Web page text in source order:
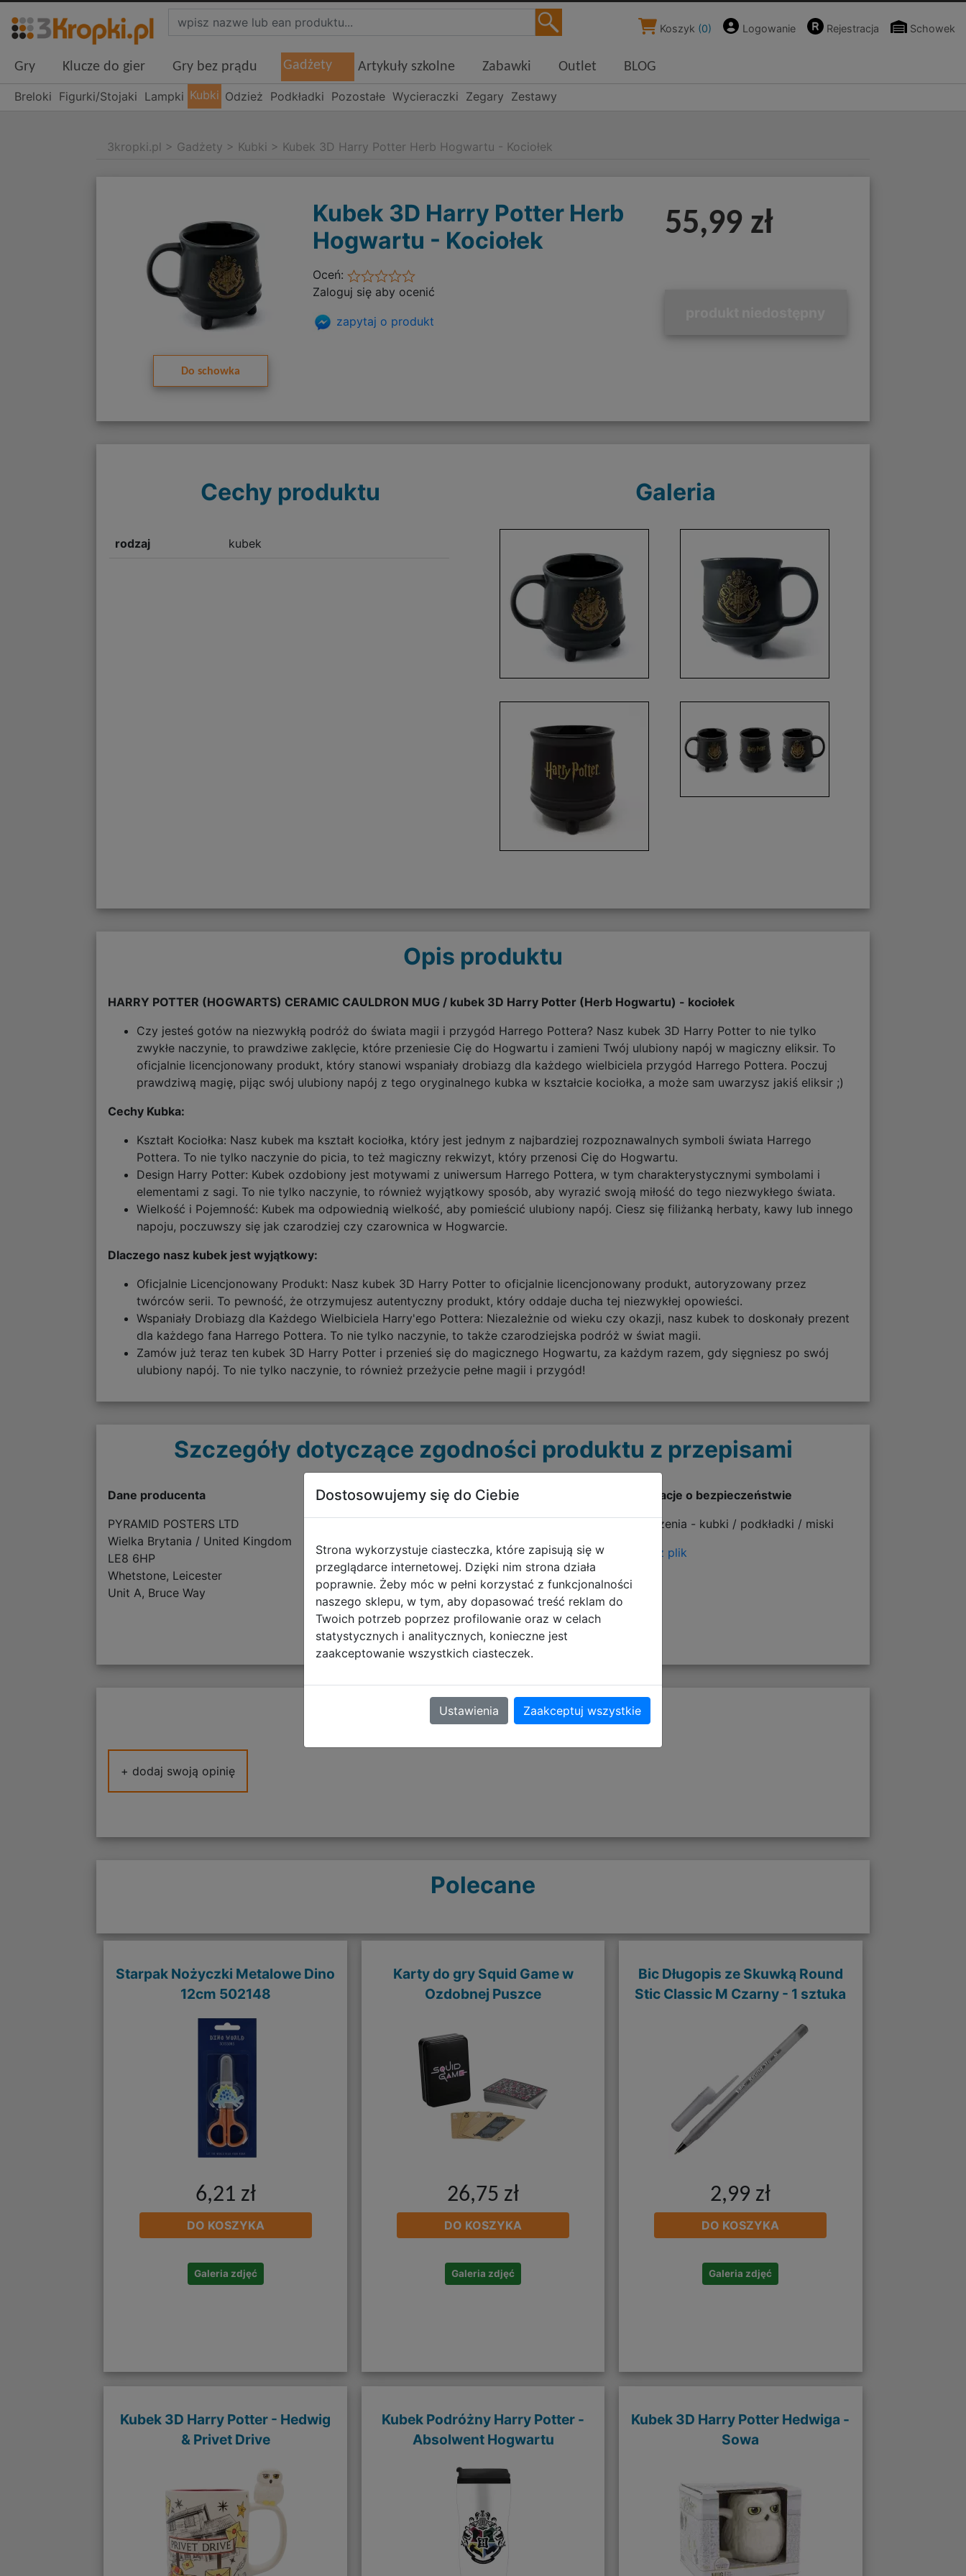
Koszyk (0) Logowanie Rejestracja Schowek
Gry Klucze do gier Gry bez prądu Gadżety Artykuły szkolne Zabawki Outlet BLOG
Breloki Figurki/Stojaki Lampki Kubki Odzież Podkładki Pozostałe Wycieraczki Zegary Zestawy
3kropki.pl > Gadżety > Kubki > Kubek 3D Harry Potter Herb Hogwartu - Kociołek
Do schowka
Kubek 3D Harry Potter Herb
Hogwartu - Kociołek
Oceń:
Zaloguj się aby ocenić
zapytaj o produkt
55,99 zł
Cechy produktu
rodzaj kubek
Galeria
Opis produktu
HARRY POTTER (HOGWARTS) CERAMIC CAULDRON MUG / kubek 3D Harry Potter (Herb Hogwartu) - kociołek
Czy jesteś gotów na niezwykłą podróż do świata magii i przygód Harrego Pottera? Nasz kubek 3D Harry Potter to nie tylko
zwykłe naczynie, to prawdziwe zaklęcie, które przeniesie Cię do Hogwartu i zamieni Twój ulubiony napój w magiczny eliksir. To
oficjalnie licencjonowany produkt, który stanowi wspaniały drobiazg dla każdego wielbiciela przygód Harrego Pottera. Poczuj
prawdziwą magię, pijąc swój ulubiony napój z tego oryginalnego kubka w kształcie kociołka, a może sam uwarzysz jakiś eliksir ;)
Cechy Kubka:
Kształt Kociołka: Nasz kubek ma kształt kociołka, który jest jednym z najbardziej rozpoznawalnych symboli świata Harrego
Pottera. To nie tylko naczynie do picia, to też magiczny rekwizyt, który przenosi Cię do Hogwartu.
Design Harry Potter: Kubek ozdobiony jest motywami z uniwersum Harrego Pottera, w tym charakterystycznymi symbolami i
elementami z sagi. To nie tylko naczynie, to również wyjątkowy sposób, aby wyrazić swoją miłość do tego niezwykłego świata.
Wielkość i Pojemność: Kubek ma odpowiednią wielkość, aby pomieścić ulubiony napój. Ciesz się filiżanką herbaty, kawy lub innego
napoju, poczuwszy się jak czarodziej czy czarownica w Hogwarcie.
Dlaczego nasz kubek jest wyjątkowy:
Oficjalnie Licencjonowany Produkt: Nasz kubek 3D Harry Potter to oficjalnie licencjonowany produkt, autoryzowany przez
twórców serii. To pewność, że otrzymujesz autentyczny produkt, który oddaje ducha tej niezwykłej opowieści.
Wspaniały Drobiazg dla Każdego Wielbiciela Harry'ego Pottera: Niezależnie od wieku czy okazji, nasz kubek to doskonały prezent
dla każdego fana Harrego Pottera. To nie tylko naczynie, to także czarodziejska podróż w świat magii.
Zamów już teraz ten kubek 3D Harry Potter i przenieś się do magicznego Hogwartu, za każdym razem, gdy sięgniesz po swój
ulubiony napój. To nie tylko naczynie, to również przeżycie pełne magii i przygód!
Szczegóły dotyczące zgodności produktu z przepisami
Dane producenta
PYRAMID POSTERS LTD
Wielka Brytania / United Kingdom
LE8 6HP
Whetstone, Leicester
Unit A, Bruce Way
Osoba odpowiedzialna
68519
Viernheim
Walter-Gropius-Allee 1
info@pyramidinternational.com
Informacje o bezpieczeństwie
Ostrzeżenia - kubki / podkładki / miski
pobierz plik
Opinie o produkcie
+ dodaj swoją opinię
Polecane
Starpak Nożyczki Metalowe Dino
12cm 502148
6,21 zł
DO KOSZYKA
Galeria zdjęć
Karty do gry Squid Game w
Ozdobnej Puszce
26,75 zł
DO KOSZYKA
Galeria zdjęć
Bic Długopis ze Skuwką Round
Stic Classic M Czarny - 1 sztuka
2,99 zł
DO KOSZYKA
Galeria zdjęć
Kubek 3D Harry Potter - Hedwig
& Privet Drive
Kubek Podróżny Harry Potter -
Absolwent Hogwartu
Kubek 3D Harry Potter Hedwiga -
Sowa
Dostosowujemy się do Ciebie
Strona wykorzystuje ciasteczka, które zapisują się w
przeglądarce internetowej. Dzięki nim strona działa
poprawnie. Żeby móc w pełni korzystać z funkcjonalności
naszego sklepu, w tym, aby dopasować treść reklam do
Twoich potrzeb poprzez profilowanie oraz w celach
statystycznych i analitycznych, konieczne jest
zaakceptowanie wszystkich ciasteczek.
Ustawienia Zaakceptuj wszystkie